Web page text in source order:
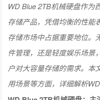
WD Blue 2TB机械硬盘作为
存储产品，凭借均衡的性能
存储市场中占据重要地位。
件管理，还是轻度娱乐场景
户对大容量存储的需求。本
用场景等方面，详细解析